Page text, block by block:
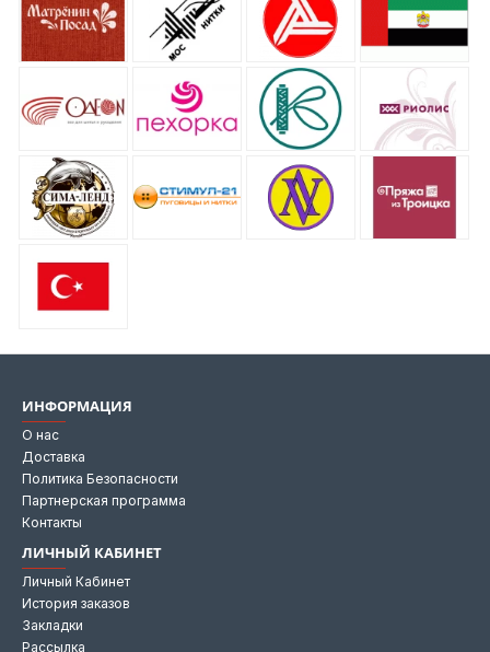
ИНФОРМАЦИЯ
О нас
Доставка
Политика Безопасности
Партнерская программа
Контакты
ЛИЧНЫЙ КАБИНЕТ
Личный Кабинет
История заказов
Закладки
Рассылка